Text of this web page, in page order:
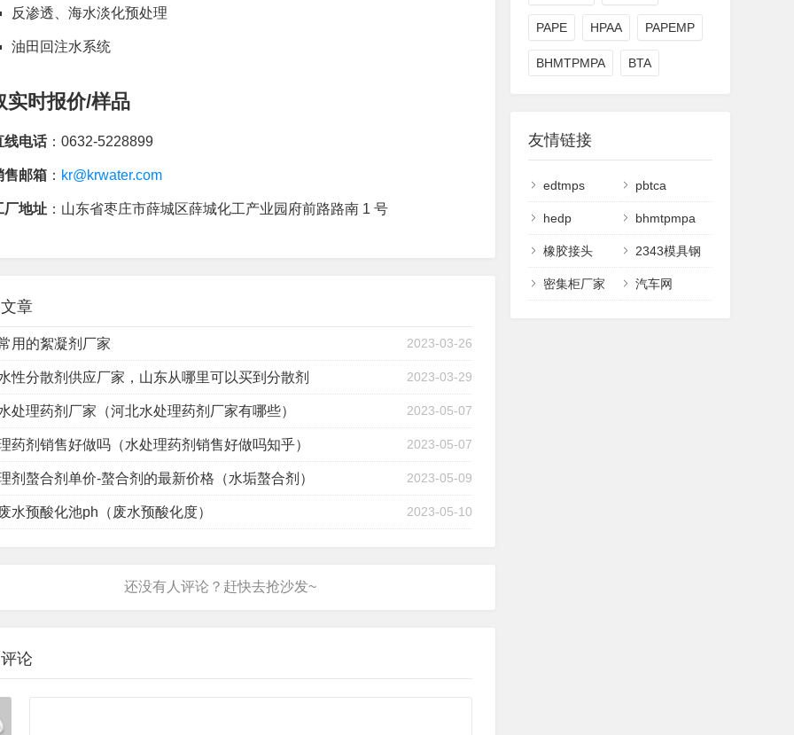
反渗透、海水淡化预处理
油田回注水系统
实时报价/样品
线电话：0632-5228899
售邮箱 ： kr@krwater.com
厂地址 ：山东省枣庄市薛城区薛城化工产业园府前路路南 1 号
章
用的絮凝剂厂家 2023-03-26
性分散剂供应厂家，山东从哪里可以买到分散剂 2023-03-29
处理药剂厂家（河北水处理药剂厂家有哪些） 2023-05-07
药剂销售好做吗（水处理药剂销售好做吗知乎） 2023-05-07
剂螯合剂单价-螯合剂的最新价格（水垢螯合剂） 2023-05-09
水预酸化池ph（废水预酸化度） 2023-05-10
论
PAPE HPAA PAPEMP
BHMTPMPA BTA
友情链接
edtmps pbtca
hedp bhmtpmpa
橡胶接头 2343模具钢
密集柜厂家 汽车网